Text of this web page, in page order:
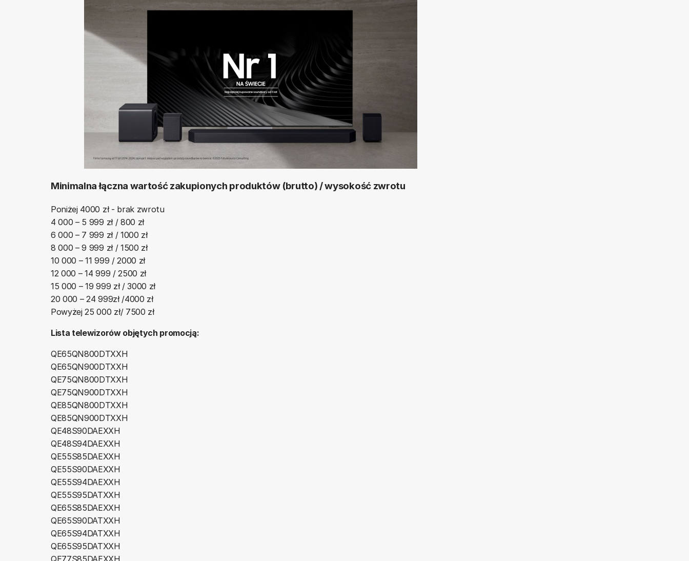
Minimalna łączna wartość zakupionych produktów (brutto) / wysokość zwrotu
Poniżej 4000 zł - brak zwrotu
4 000 – 5 999 zł / 800 zł
6 000 – 7 999 zł / 1000 zł
8 000 – 9 999 zł / 1500 zł
10 000 – 11 999 / 2000 zł
12 000 – 14 999 / 2500 zł
15 000 – 19 999 zł / 3000 zł
20 000 – 24 999zł /4000 zł
Powyżej 25 000 zł/ 7500 zł
Lista telewizorów objętych promocją:
QE65QN800DTXXH
QE65QN900DTXXH
QE75QN800DTXXH
QE75QN900DTXXH
QE85QN800DTXXH
QE85QN900DTXXH
QE48S90DAEXXH
QE48S94DAEXXH
QE55S85DAEXXH
QE55S90DAEXXH
QE55S94DAEXXH
QE55S95DATXXH
QE65S85DAEXXH
QE65S90DATXXH
QE65S94DATXXH
QE65S95DATXXH
QE77S85DAEXXH